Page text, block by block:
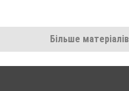
Більше матеріалів